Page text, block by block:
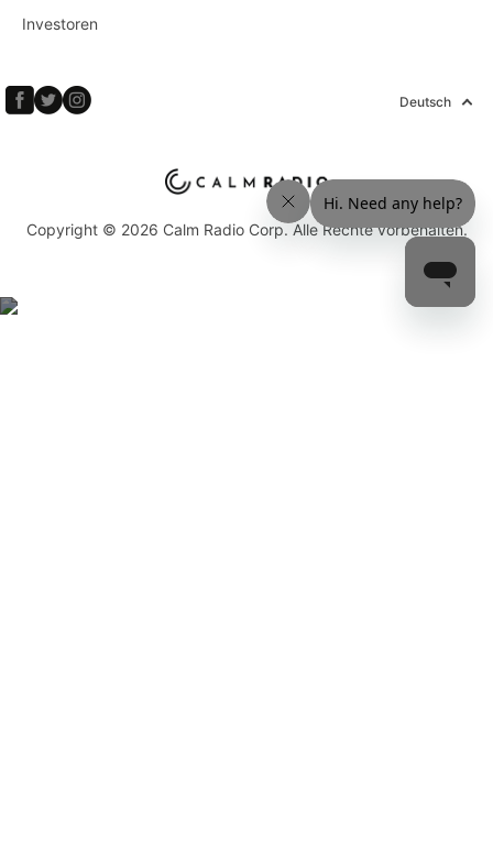
Investoren
Deutsch
Copyright © 2026 Calm Radio Corp. Alle Rechte vorbehalten.